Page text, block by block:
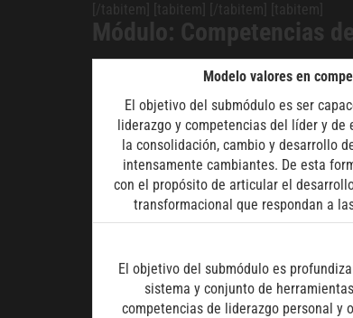
[/tabitem] [tabitem] [/tabitem] [tabitem]
Módulo: Competencias
Modelo valores en
El objetivo del submódulo es ser
liderazgo y competencias del líder y
la consolidación, cambio y desarrollo
intensamente cambiantes. De esta
con el propósito de articular el
transformacional que respondan a
El objetivo del submódulo es
sistema y conjunto de
competencias de liderazgo personal y